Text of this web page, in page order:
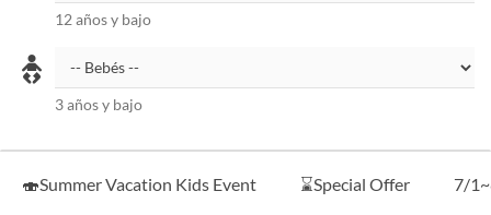
12 años y bajo
3 años y bajo
🍣Summer Vacation Kids Event ⌛Special Offer 7/